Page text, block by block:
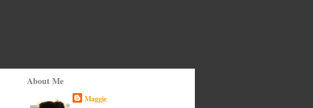
About Me
Maggie